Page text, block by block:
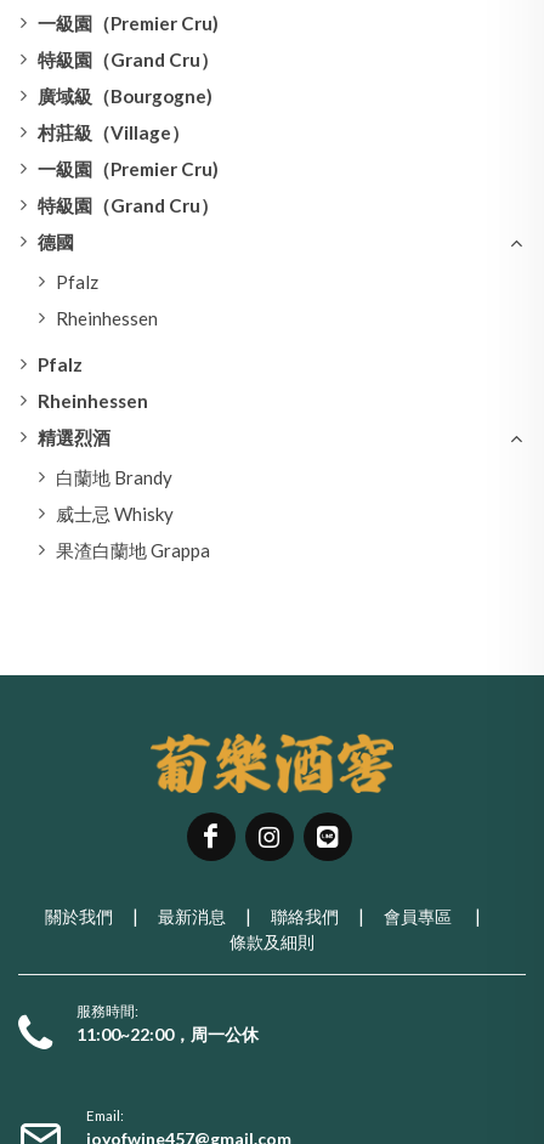
一級園（Premier Cru)
特級園（Grand Cru）
廣域級（Bourgogne)
村莊級（Village）
一級園（Premier Cru)
特級園（Grand Cru）
德國
Pfalz
Rheinhessen
Pfalz
Rheinhessen
精選烈酒
白蘭地 Brandy
威士忌 Whisky
果渣白蘭地 Grappa
關於我們 | 最新消息 | 聯絡我們 | 會員專區
|
條款及細則
服務時間:
11:00~22:00，周一公休
Email:
joyofwine457@gmail.com